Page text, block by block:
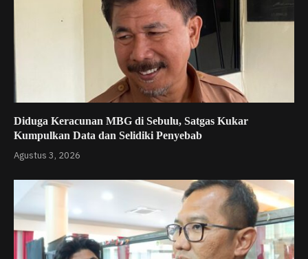
Diduga Keracunan MBG di Sebulu, Satgas Kukar
Kumpulkan Data dan Selidiki Penyebab
Agustus 3, 2026